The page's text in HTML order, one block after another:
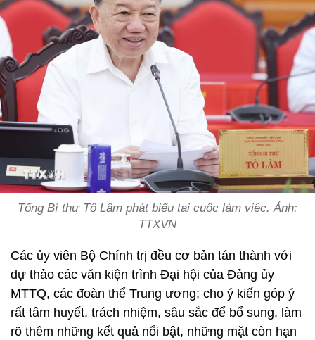
Tổng Bí thư Tô Lâm phát biểu tại cuộc làm việc. Ảnh:
TTXVN
Các ủy viên Bộ Chính trị đều cơ bản tán thành với
dự thảo các văn kiện trình Đại hội của Đảng ủy
MTTQ, các đoàn thể Trung ương; cho ý kiến góp ý
rất tâm huyết, trách nhiệm, sâu sắc để bổ sung, làm
rõ thêm những kết quả nổi bật, những mặt còn hạn